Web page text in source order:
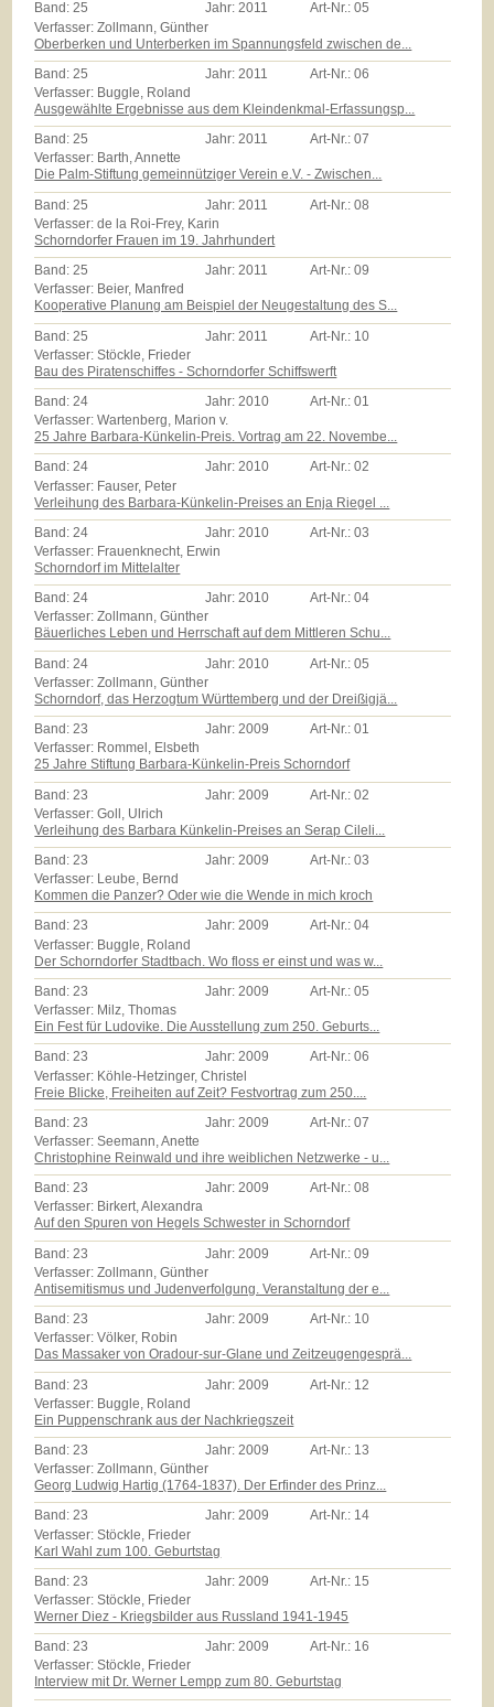
Band:25 Jahr:2011 Art-Nr.:05
Verfasser: Zollmann, Günther
Oberberken und Unterberken im Spannungsfeld zwischen de...
Band: 25 Jahr: 2011 Art-Nr.:06
Verfasser: Buggle, Roland
Ausgewählte Ergebnisse aus dem Kleindenkmal-Erfassungsp...
Band:25 Jahr:2011 Art-Nr.:07
Verfasser: Barth, Annette
Die Palm-Stiftung gemeinnütziger Verein e.V. - Zwischen...
Band: 25 Jahr: 2011 Art-Nr.:08
Verfasser: de la Roi-Frey, Karin
Schorndorfer Frauen im 19. Jahrhundert
Band:25 Jahr:2011 Art-Nr.:09
Verfasser: Beier, Manfred
Kooperative Planung am Beispiel der Neugestaltung des S...
Band: 25 Jahr: 2011 Art-Nr.: 10
Verfasser: Stöckle, Frieder
Bau des Piratenschiffes - Schorndorfer Schiffswerft
Band:24 Jahr:2010 Art-Nr.:01
Verfasser: Wartenberg, Marion v.
25 Jahre Barbara-Künkelin-Preis. Vortrag am 22. Novembe...
Band:24 Jahr:2010 Art-Nr.:02
Verfasser: Fauser, Peter
Verleihung des Barbara-Künkelin-Preises an Enja Riegel ...
Band:24 Jahr:2010 Art-Nr.:03
Verfasser: Frauenknecht, Erwin
Schorndorf im Mittelalter
Band:24 Jahr:2010 Art-Nr.:04
Verfasser: Zollmann, Günther
Bäuerliches Leben und Herrschaft auf dem Mittleren Schu...
Band: 24 Jahr: 2010 Art-Nr.:05
Verfasser: Zollmann, Günther
Schorndorf, das Herzogtum Württemberg und der Dreißigjä...
Band:23 Jahr:2009 Art-Nr.:01
Verfasser: Rommel, Elsbeth
25 Jahre Stiftung Barbara-Künkelin-Preis Schorndorf
Band: 23 Jahr: 2009 Art-Nr.:02
Verfasser: Goll, Ulrich
Verleihung des Barbara Künkelin-Preises an Serap Cileli...
Band:23 Jahr:2009 Art-Nr.:03
Verfasser: Leube, Bernd
Kommen die Panzer? Oder wie die Wende in mich kroch
Band:23 Jahr:2009 Art-Nr.:04
Verfasser: Buggle, Roland
Der Schorndorfer Stadtbach. Wo floss er einst und was w...
Band:23 Jahr:2009 Art-Nr.:05
Verfasser: Milz, Thomas
Ein Fest für Ludovike. Die Ausstellung zum 250. Geburts...
Band:23 Jahr:2009 Art-Nr.:06
Verfasser: Köhle-Hetzinger, Christel
Freie Blicke, Freiheiten auf Zeit? Festvortrag zum 250....
Band: 23 Jahr: 2009 Art-Nr.:07
Verfasser: Seemann, Anette
Christophine Reinwald und ihre weiblichen Netzwerke - u...
Band:23 Jahr:2009 Art-Nr.:08
Verfasser: Birkert, Alexandra
Auf den Spuren von Hegels Schwester in Schorndorf
Band: 23 Jahr: 2009 Art-Nr.:09
Verfasser: Zollmann, Günther
Antisemitismus und Judenverfolgung. Veranstaltung der e...
Band:23 Jahr:2009 Art-Nr.: 10
Verfasser: Völker, Robin
Das Massaker von Oradour-sur-Glane und Zeitzeugengesprä...
Band: 23 Jahr: 2009 Art-Nr.: 12
Verfasser: Buggle, Roland
Ein Puppenschrank aus der Nachkriegszeit
Band:23 Jahr:2009 Art-Nr.: 13
Verfasser: Zollmann, Günther
Georg Ludwig Hartig (1764-1837). Der Erfinder des Prinz...
Band:23 Jahr:2009 Art-Nr.: 14
Verfasser: Stöckle, Frieder
Karl Wahl zum 100. Geburtstag
Band:23 Jahr:2009 Art-Nr.: 15
Verfasser: Stöckle, Frieder
Werner Diez - Kriegsbilder aus Russland 1941-1945
Band:23 Jahr:2009 Art-Nr.: 16
Verfasser: Stöckle, Frieder
Interview mit Dr. Werner Lempp zum 80. Geburtstag